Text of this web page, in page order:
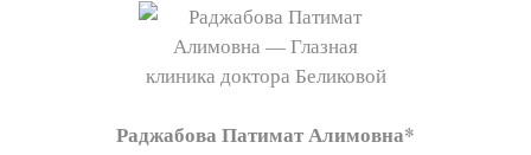
Раджабова Патимат Алимовна